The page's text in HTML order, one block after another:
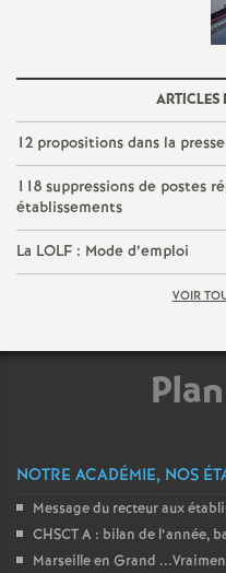
ARTICLES
12 propositions dans la presse
118 suppressions de postes
établissements
La LOLF : Mode d’emploi
VOIR
NOTRE ACADÉMIE, NOS
Message du recteur aux
CHSCT A : bilan de l’année,
Marseille en Grand